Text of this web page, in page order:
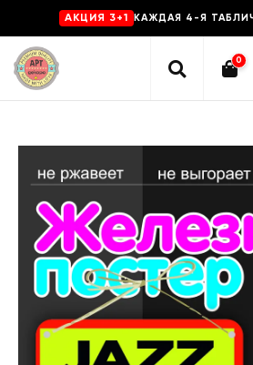
AKЦИЯ 3+1 КАЖДАЯ 4-Я
0